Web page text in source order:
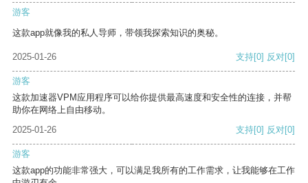
游客
这款app就像我的私人导师，带领我探索知识的奥秘。
2025-01-26 支持[0] 反对[0]
游客
这款加速器VPM应用程序可以给你提供最高速度和安全性的连接，并帮
助你在网络上自由移动。
2025-01-26
支持[0] 反对[0]
游客
这款app的功能非常强大，可以满足我所有的工作需求，让我能够在工作